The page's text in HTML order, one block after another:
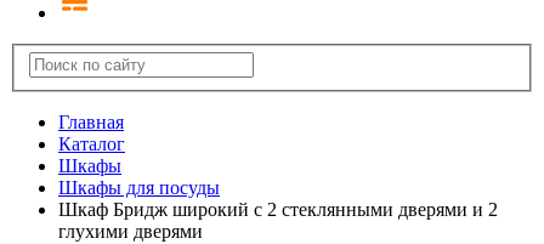
Главная
Каталог
Шкафы
Шкафы для посуды
Шкаф Бридж широкий с 2 стеклянными дверями и 2
глухими дверями